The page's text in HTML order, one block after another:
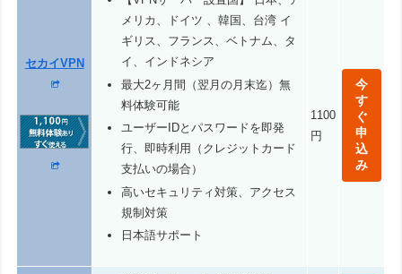
セカイVPN
メリカ、ドイツ 、韓国、台湾 イ
ギリス、フランス、ベトナム、タ
イ、インドネシア
最大2ヶ月間（翌月の月末迄）無
料体験可能
ユーザーIDとパスワードを即発
行、即時利用（クレジットカード
支払いの場合）
高いセキュリティ対策、アクセス
規制対策
日本語サポート
1100
円
今
す
ぐ
申
込
み